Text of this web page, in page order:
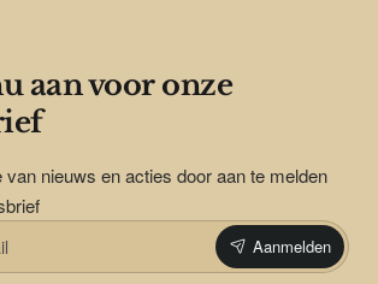
aan voor onze
van nieuws en acties door aan te melden
Aanmelden